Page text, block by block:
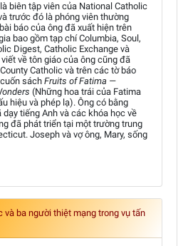
biên tập viên của National Catholic
trước đó là phóng viên thường
báo của ông đã xuất hiện trên
bao gồm tạp chí Columbia, Soul,
Digest, Catholic Exchange và
về tôn giáo của ông cũng đã
Catholic và trên các tờ báo
sách Fruits of Fatima —
(Những hoa trái của Fatima
hiệu và phép lạ). Ông có bằng
tiếng Anh và các khóa học về
đã phát triển tại một trường trung
Joseph và vợ ông, Mary, sống
và ba người thiệt mạng trong vụ tấn